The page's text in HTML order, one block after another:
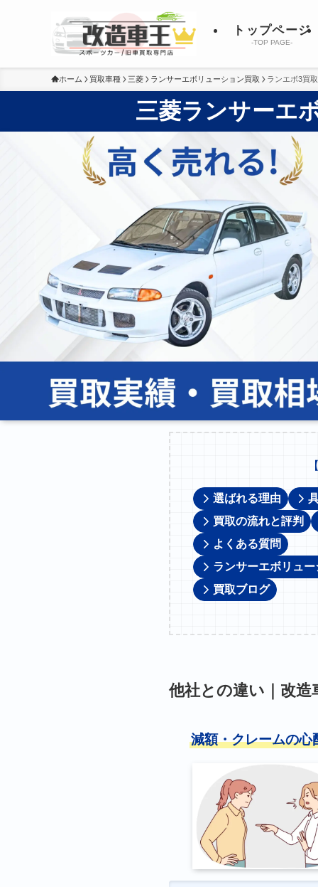
トップページ
-TOP PAGE-
ホーム 買取車種 三菱 ランサーエボリューション買取 ランエボ3買取
三菱ランサーエ
選ばれる理由
買取の流れと評判
よくある質問
ランサーエボリュ
買取ブログ
他社との違い｜改
減額・クレームの心